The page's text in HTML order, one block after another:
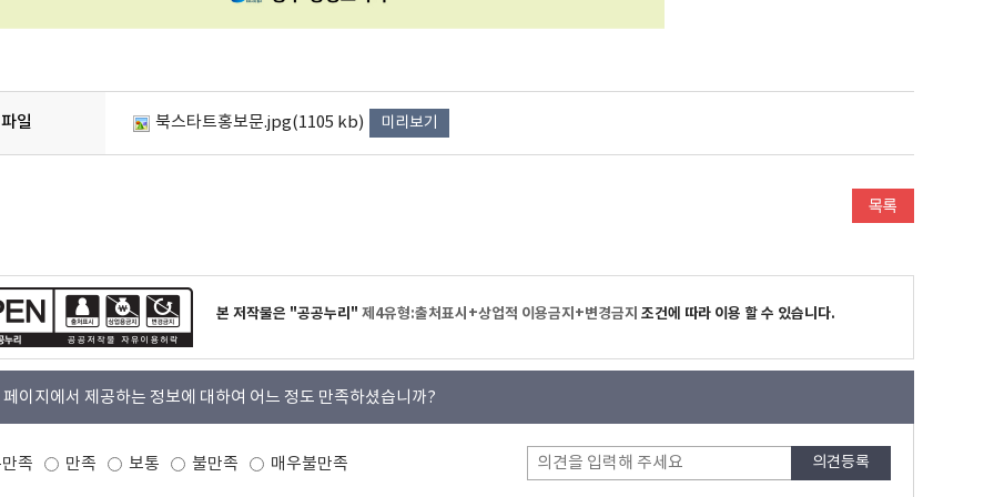
파일 북스타트홍보문.jpg(1105 kb) 미리보기
본 저작물은 "공공누리" 제4유형:출처표시+상업적 이용금지+변경금지 조건에 따라 이용 할 수 있습니다.
페이지에서 제공하는 정보에 대하여 어느 정도 만족하셨습니까?
족 만족 보통 불만족 매우불만족